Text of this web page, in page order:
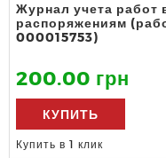
Журнал учета работ
распоряжениям
000015753)
200.00 грн
КУПИТЬ
Купить в 1 клик